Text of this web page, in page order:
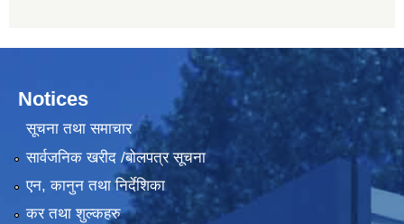
Notices
सूचना तथा समाचार
सार्वजनिक खरीद /बोलपत्र सूचना
एन, कानुन तथा निर्देशिका
कर तथा शुल्कहरु